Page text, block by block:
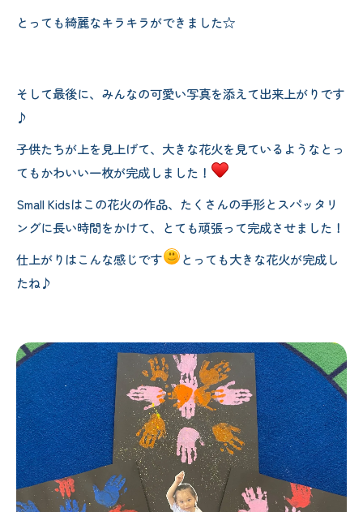
とっても綺麗なキラキラができました☆
そして最後に、みんなの可愛い写真を添えて出来上がりです
♪
子供たちが上を見上げて、大きな花火を見ているようなとっ
てもかわいい一枚が完成しました！
Small Kidsはこの花火の作品、たくさんの手形とスパッタリ
ングに長い時間をかけて、とても頑張って完成させました！
仕上がりはこんな感じです
とっても大きな花火が完成し
たね♪